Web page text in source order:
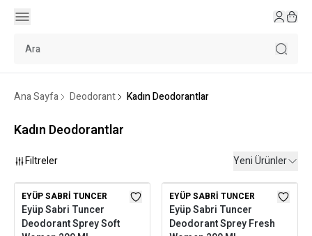
Ana Sayfa Deodorant Kadın Deodorantlar
Kadın Deodorantlar
Filtreler Yeni Ürünler
EYÜP SABRI TUNCER
Eyüp Sabri Tuncer
Deodorant Sprey Soft
EYÜP SABRI TUNCER
Eyüp Sabri Tuncer
Deodorant Sprey Fresh